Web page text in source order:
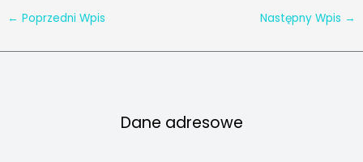
← Poprzedni Wpis Następny Wpis →
Dane adresowe